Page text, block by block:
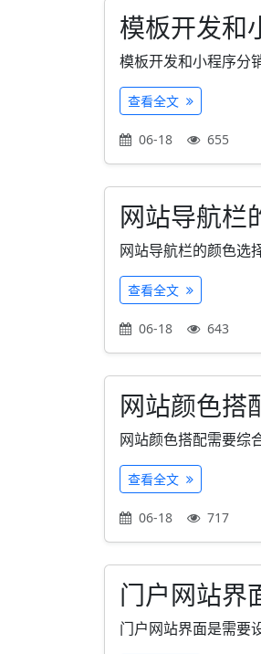
模板开发和
模板开发和小程序分
查看全文
06-18 655
网站导航栏
网站导航栏的颜色选
查看全文
06-18 643
网站颜色搭
网站颜色搭配需要综
查看全文
06-18 717
门户网站界
门户网站界面是需要